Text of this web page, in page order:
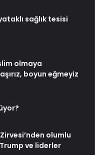
sağlık tesisi
olmaya
boyun eğmeyiz
olumlu
ve liderler